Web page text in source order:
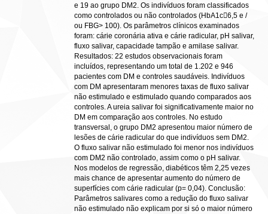
e 19 ao grupo DM2. Os indivíduos foram classificados
como controlados ou não controlados (HbA1c6,5 e /
ou FBG> 100). Os parâmetros clínicos examinados
foram: cárie coronária ativa e cárie radicular, pH salivar,
fluxo salivar, capacidade tampão e amilase salivar.
Resultados: 22 estudos observacionais foram
incluídos, representando um total de 1.202 e 946
pacientes com DM e controles saudáveis. Indivíduos
com DM apresentaram menores taxas de fluxo salivar
não estimulado e estimulado quando comparados aos
controles. A ureia salivar foi significativamente maior no
DM em comparação aos controles. No estudo
transversal, o grupo DM2 apresentou maior número de
lesões de cárie radicular do que indivíduos sem DM2.
O fluxo salivar não estimulado foi menor nos indivíduos
com DM2 não controlado, assim como o pH salivar.
Nos modelos de regressão, diabéticos têm 2,25 vezes
mais chance de apresentar aumento do número de
superfícies com cárie radicular (p= 0,04). Conclusão:
Parâmetros salivares como a redução do fluxo salivar
não estimulado não explicam por si só o maior número